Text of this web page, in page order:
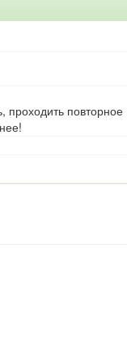
проходить повторное